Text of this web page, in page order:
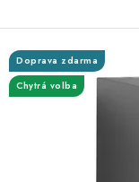
Doprava zdarma
Chytrá volba